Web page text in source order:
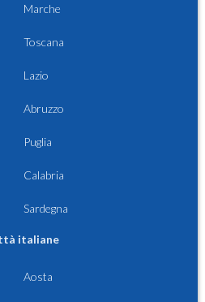
Marche
Toscana
Lazio
Abruzzo
Puglia
Calabria
Sardegna
italiane
Aosta